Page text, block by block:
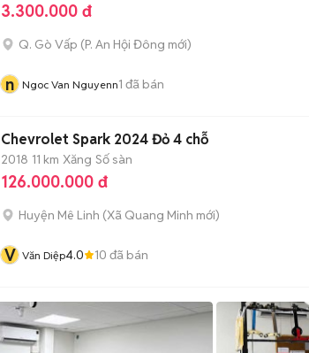
3.300.000 đ
Q. Gò Vấp (P. An Hội Đông mới)
n Ngoc Van Nguyenn1 đã bán
Chevrolet Spark 2024 Đỏ 4 chỗ
2018 11 km Xăng Số sàn
126.000.000 đ
Huyện Mê Linh (Xã Quang Minh mới)
V Văn Diệp4.0 10 đã bán